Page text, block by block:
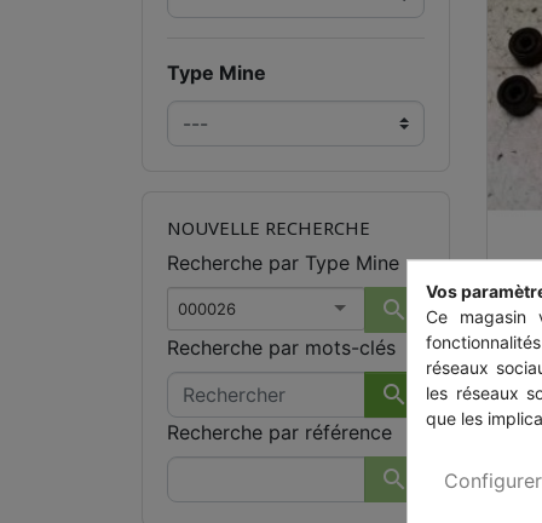
Type Mine
NOUVELLE RECHERCHE
Recherche par Type Mine
000026 
Recherche par mots-clés

Recherche par référence

+
Vos
Ce magasin
réseaux
les réseaux
que les
Configurer